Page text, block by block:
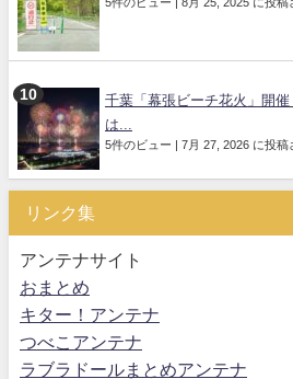
千葉「幕張ビーチ花火」開
は...
5件のビュー | 7月 27, 2026 に投稿
リンク集
アンテナサイト
おまとめ
キター！アンテナ
つべこアンテナ
ラブラドールまとめアンテナ